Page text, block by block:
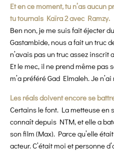
Et en ce moment, tu n’as aucun
tu tournais Kaïra 2 avec Ramzy.
Ben non, je me suis fait éjecter
Gastambide, nous a fait un truc
n’avais pas un truc assez
Et le mec, il ne prend même pas
m’a préféré Gad Elmaleh. Je
Les réals doivent encore se
Certains le font. La metteuse en
connaît depuis NTM, et elle a
son film (Max). Parce qu’elle
acteur. C’était moi et personne